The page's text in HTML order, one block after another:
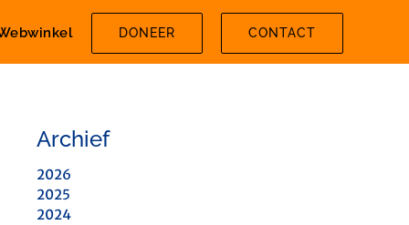
DONEER CONTACT
Archief
2026
2025
2024